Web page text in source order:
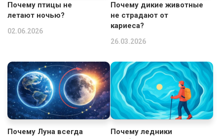
Почему птицы не
летают ночью?
02.06.2026
Почему дикие животные
не страдают от
кариеса?
26.03.2026
Почему Луна всегда
Почему ледники